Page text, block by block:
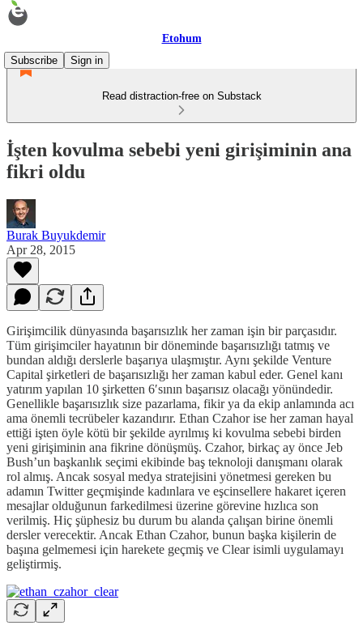
Etohum
Subscribe
Sign in
Read distraction-free on Substack
İşten kovulma sebebi yeni girişiminin ana
fikri oldu
Burak Buyukdemir
Apr 28, 2015
Girişimcilik dünyasında başarısızlık her zaman işin bir parçasıdır.
Tüm girişimciler hayatının bir döneminde başarısızlığı tatmış ve
bundan aldığı derslerle başarıya ulaşmıştır. Aynı şekilde Venture
Capital şirketleri de başarısızlığı her zaman kabul eder. Genel kanı
yatırım yapılan 10 şirketten 6′sının başarısız olacağı yönündedir.
Genellikle başarısızlık size pazarlama, fikir ya da ekip anlamında acı
ama önemli tecrübeler kazandırır. Ethan Czahor ise her zaman hayal
ettiği işten öyle kötü bir şekilde ayrılmış ki kovulma sebebi birden
yeni girişiminin ana fikrine dönüşmüş. Czahor, birkaç ay önce Jeb
Bush’un başkanlık seçimi ekibinde baş teknoloji danışmanı olarak
rol almış. Ancak sosyal medya stratejisini yönetmesi gereken bu
adamın Twitter geçmişinde kadınlara ve eşcinsellere hakaret içeren
mesajlar olduğunun farkedilmesi üzerine görevine hızlıca son
verilmiş. Hiç şüphesiz bu durum bu alanda çalışan birine önemli
dersler verecektir. Ancak Ethan Czahor, bunun başka kişilerin de
başına gelmemesi için harekete geçmiş ve Clear isimli uygulamayı
geliştirmiş.